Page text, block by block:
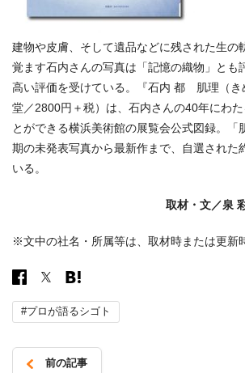
建物や皮膚、そして遺品などに残された生の
覚ます石内さんの写真は「記憶の織物」とも
高い評価を受けている。『石内 都 肌理（き
堂／2800円＋税）は、石内さんの40年にわ
とができる横浜美術館の展覧会公式図録。「
期の未発表写真から最新作まで、自選された
いる。
取材・文／泉
※文中の社名・所属等は、取材時または更新
#プロが語るシゴト
前の記事